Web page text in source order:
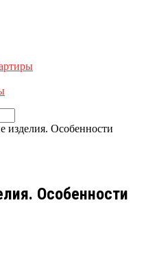
изделия. Особенности
Особенности